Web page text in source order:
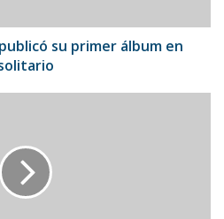
su primer álbum en